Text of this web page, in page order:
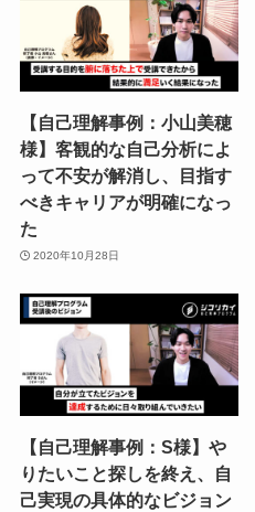
【自己理解事例：小山美穂
様】客観的な自己分析によ
って不安が解消し、目指す
べきキャリアが明確になっ
た
2020年10月28日
【自己理解事例：S様】や
りたいこと探しを終え、自
己実現の具体的なビジョン